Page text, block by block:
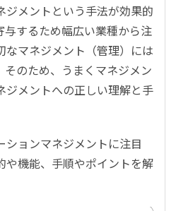
ジメントという手法が効果的
与するため幅広い業種から注
なマネジメント（管理）には
のため、うまくマネジメン
ジメントへの正しい理解と手
ションマネジメントに注目
や機能、手順やポイントを解